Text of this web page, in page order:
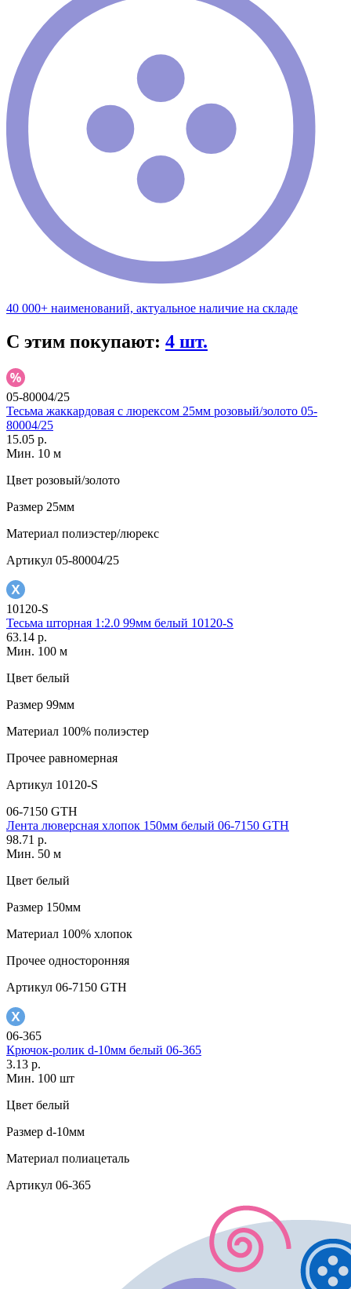
40 000+ наименований, актуальное наличие на складе
С этим покупают: 4 шт.
05-80004/25
Тесьма жаккардовая с люрексом 25мм розовый/золото 05-
80004/25
15.05 р.
Мин. 10 м
Цвет розовый/золото
Размер 25мм
Материал полиэстер/люрекс
Артикул 05-80004/25
10120-S
Тесьма шторная 1:2.0 99мм белый 10120-S
63.14 р.
Мин. 100 м
Цвет белый
Размер 99мм
Материал 100% полиэстер
Прочее равномерная
Артикул 10120-S
06-7150 GTH
Лента люверсная хлопок 150мм белый 06-7150 GTH
98.71 р.
Мин. 50 м
Цвет белый
Размер 150мм
Материал 100% хлопок
Прочее односторонняя
Артикул 06-7150 GTH
06-365
Крючок-ролик d-10мм белый 06-365
3.13 р.
Мин. 100 шт
Цвет белый
Размер d-10мм
Материал полиацеталь
Артикул 06-365